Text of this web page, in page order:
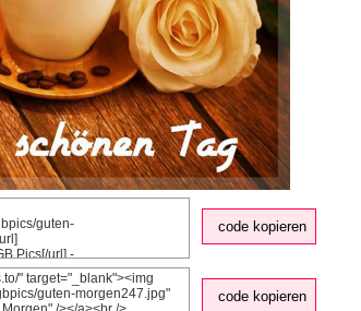
code kopieren
code kopieren